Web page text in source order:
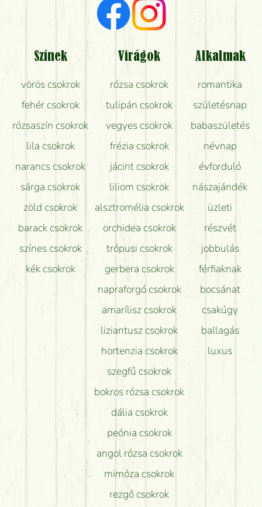
Milyen visszajelzést kapok a virágküldésről?
Tényleg azt kapom, ami a képen van?
Mit kell tudni a virágcsokrok szállításáról?
Tudok adventi koszorút vásárolni boltban?
Színek
vörös csokrok
fehér csokrok
rózsaszín csokrok
lila csokrok
narancs csokrok
sárga csokrok
zöld csokrok
barack csokrok
színes csokrok
kék csokrok
Virágok
rózsa csokrok
tulipán csokrok
vegyes csokrok
frézia csokrok
jácint csokrok
liliom csokrok
alsztromélia csokrok
orchidea csokrok
trópusi csokrok
gerbera csokrok
napraforgó csokrok
amarílisz csokrok
liziantusz csokrok
hortenzia csokrok
szegfű csokrok
bokros rózsa csokrok
dália csokrok
peónia csokrok
angol rózsa csokrok
mimóza csokrok
rezgő csokrok
Alkalmak
romantika
születésnap
babaszületés
névnap
évforduló
nászajándék
üzleti
részvét
jobbulás
férfiaknak
bocsánat
csakúgy
ballagás
luxus